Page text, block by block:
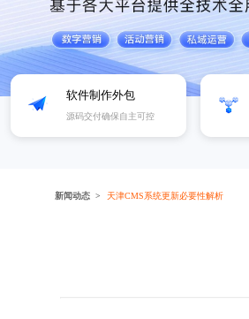
软件制作外包
源码交付确保自主可控
新闻动态 天津CMS系统更新必要性解析